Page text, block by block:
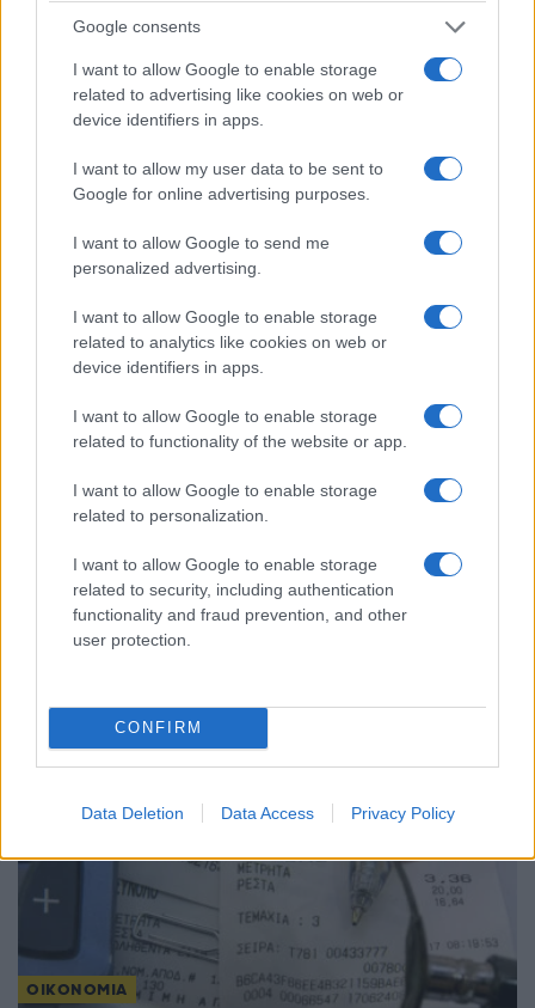
Google consents
I want to allow Google to enable storage
related to advertising like cookies on web or
device identifiers in apps.
I want to allow my user data to be sent to
Google for online advertising purposes.
I want to allow Google to send me
personalized advertising.
I want to allow Google to enable storage
related to analytics like cookies on web or
device identifiers in apps.
I want to allow Google to enable storage
related to functionality of the website or app.
I want to allow Google to enable storage
related to personalization.
I want to allow Google to enable storage
related to security, including authentication
functionality and fraud prevention, and other
user protection.
CONFIRM
Data Deletion Data Access Privacy Policy
myAGRO: Σε λειτουργία η πλατφόρμα για την
ΟΙΚΟΝΟΜΙΑ
Στα σκαριά δομικές αλλαγές στον ΕΝΦΙΑ – Πώς
θα υπολογίζεται από το 2027
ΟΙΚΟΝΟΜΙΑ